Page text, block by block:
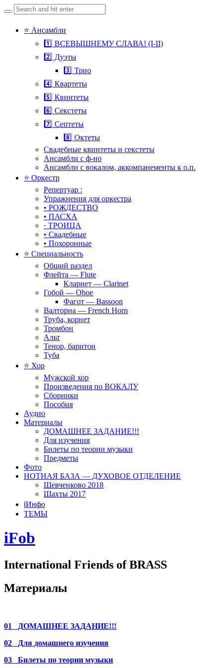
Search
for:
Skip
⭐ Ансамбли
1️⃣ ВСЕВЫШНЕМУ СЛАВА! (I-II)
2️⃣ Дуэты
3️⃣ Трио
4️⃣ Квартеты
5️⃣ Квинтеты
6️⃣ Секстеты
7️⃣ Септеты
8️⃣ Октеты
Свадебные квинтеты и секстеты
Ансамбли с ф-но
Ансамбли с вокалом, аккомпанементы к о.п.
⭐ Оркестр
Репертуар :
Упражнения для оркестра
• РОЖДЕСТВО
• ПАСХА
· ТРОИЦА
• Свадебные
• Похоронные
⭐ Специальность
Общий раздел
Флейта — Flute
Кларнет — Clarinet
Гобой — Oboe
Фагот — Bassoon
Валторна — French Horn
Труба, корнет
Тромбон
Альт
Тенор, баритон
Туба
⭐ Хор
Мужской хор
Произведения по ВОКАЛУ
Сборники
Пособия
Аудио
Материалы
ДОМАШНЕЕ ЗАДАНИЕ!!!
Для изучения
Билеты по теории музыки
Предметы
Фото
НОТНАЯ БАЗА — ДУХОВОЕ ОТДЕЛЕНИЕ
Шевченково 2018
Шахты 2017
ℹ️Инфо
ТЕМЫ
iFob
International Friends of BRASS
Материалы
01 ДОМАШНЕЕ ЗАДАНИЕ!!!
02 Для домашнего изучения
03 Билеты по теории музыки